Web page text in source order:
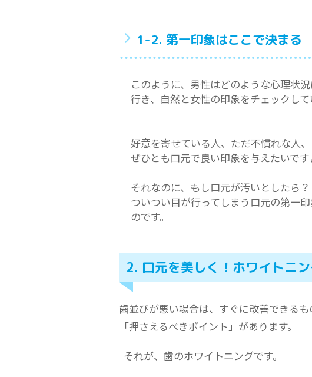
1-2. 第一印象はここで決まる
このように、男性はどのような心理状
行き、自然と女性の印象をチェックして
好意を寄せている人、ただ不慣れな人
ぜひとも口元で良い印象を与えたいです
それなのに、もし口元が汚いとしたら？
ついつい目が行ってしまう口元の第一
のです。
2. 口元を美しく！ホワイトニ
歯並びが悪い場合は、すぐに改善できる
「押さえるべきポイント」があります。
それが、歯のホワイトニングです。